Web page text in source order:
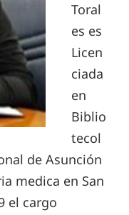
Toral
es es
Licen
ciada
en
Biblio
tecol
de Asunción
medica en San
el cargo